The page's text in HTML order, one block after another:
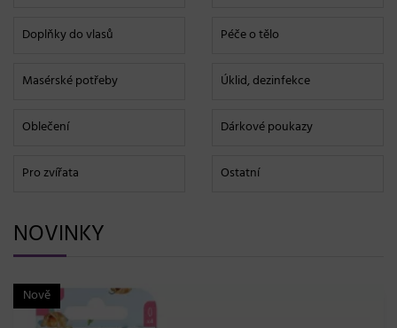
Doplňky do vlasů Péče o tělo
Masérské potřeby Úklid, dezinfekce
Oblečení Dárkové poukazy
Pro zvířata Ostatní
NOVINKY
Nově